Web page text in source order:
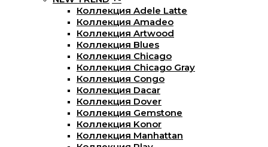
Коллекция Adele Latte
Коллекция Amadeo
Коллекция Artwood
Коллекция Blues
Коллекция Chicago
Коллекция Chicago Gray
Коллекция Congo
Коллекция Dacar
Коллекция Dover
Коллекция Gemstone
Коллекция Konor
Коллекция Manhattan